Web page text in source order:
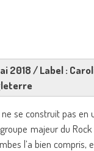
2018 / Label :
se construit pas en
majeur du
l’a bien compris,